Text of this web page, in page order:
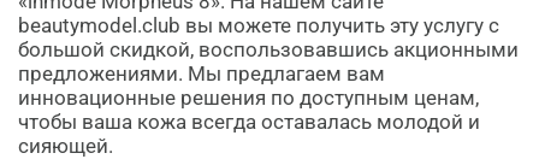
beautymodel.club вы можете получить эту услугу с
большой скидкой, воспользовавшись акционными
предложениями. Мы предлагаем вам
инновационные решения по доступным ценам,
чтобы ваша кожа всегда оставалась молодой и
сияющей.